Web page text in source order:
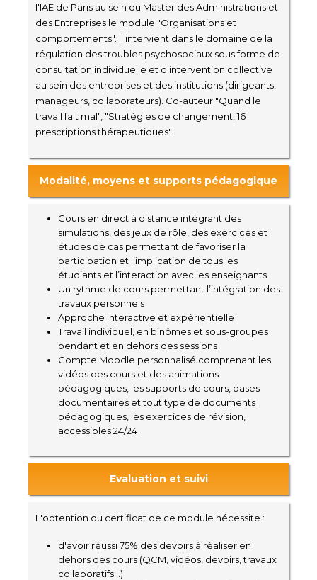
l'IAE de Paris au sein du Master des Administrations et
des Entreprises le module "Organisations et
comportements". Il intervient dans le domaine de la
régulation des troubles psychosociaux sous forme de
consultation individuelle et d'intervention collective
au sein des entreprises et des institutions (dirigeants,
manageurs, collaborateurs). Co-auteur "Quand le
travail fait mal", "Stratégies de changement, 16
prescriptions thérapeutiques".
Modalité, moyens et supports pédagogique
Cours en direct à distance intégrant des
simulations, des jeux de rôle, des exercices et
études de cas permettant de favoriser la
participation et l’implication de tous les
étudiants et l’interaction avec les enseignants
Un rythme de cours permettant l’intégration des
travaux personnels
Approche interactive et expérientielle
Travail individuel, en binômes et sous-groupes
pendant et en dehors des sessions
Compte Moodle personnalisé comprenant les
vidéos des cours et des animations
pédagogiques, les supports de cours, bases
documentaires et tout type de documents
pédagogiques, les exercices de révision,
accessibles 24/24
Evaluation et suivi
L'obtention du certificat de ce module nécessite :
d'avoir réussi 75% des devoirs à réaliser en
dehors des cours (QCM, vidéos, devoirs, travaux
collaboratifs...)